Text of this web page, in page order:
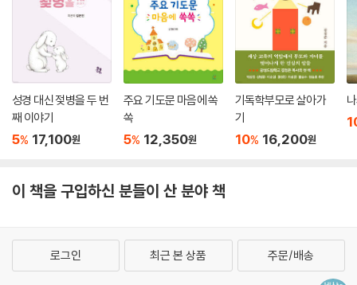
성경 대신 젖병을 두 번
째 이야기
5% 17,100원
주요 기도문 마음에 쏙
쏙
5% 12,350원
기독학부모로 살아가
기
10% 16,200원
이 책을 구입하신 분들이 산 분야 책
로그인 최근 본 상품 주문/배송